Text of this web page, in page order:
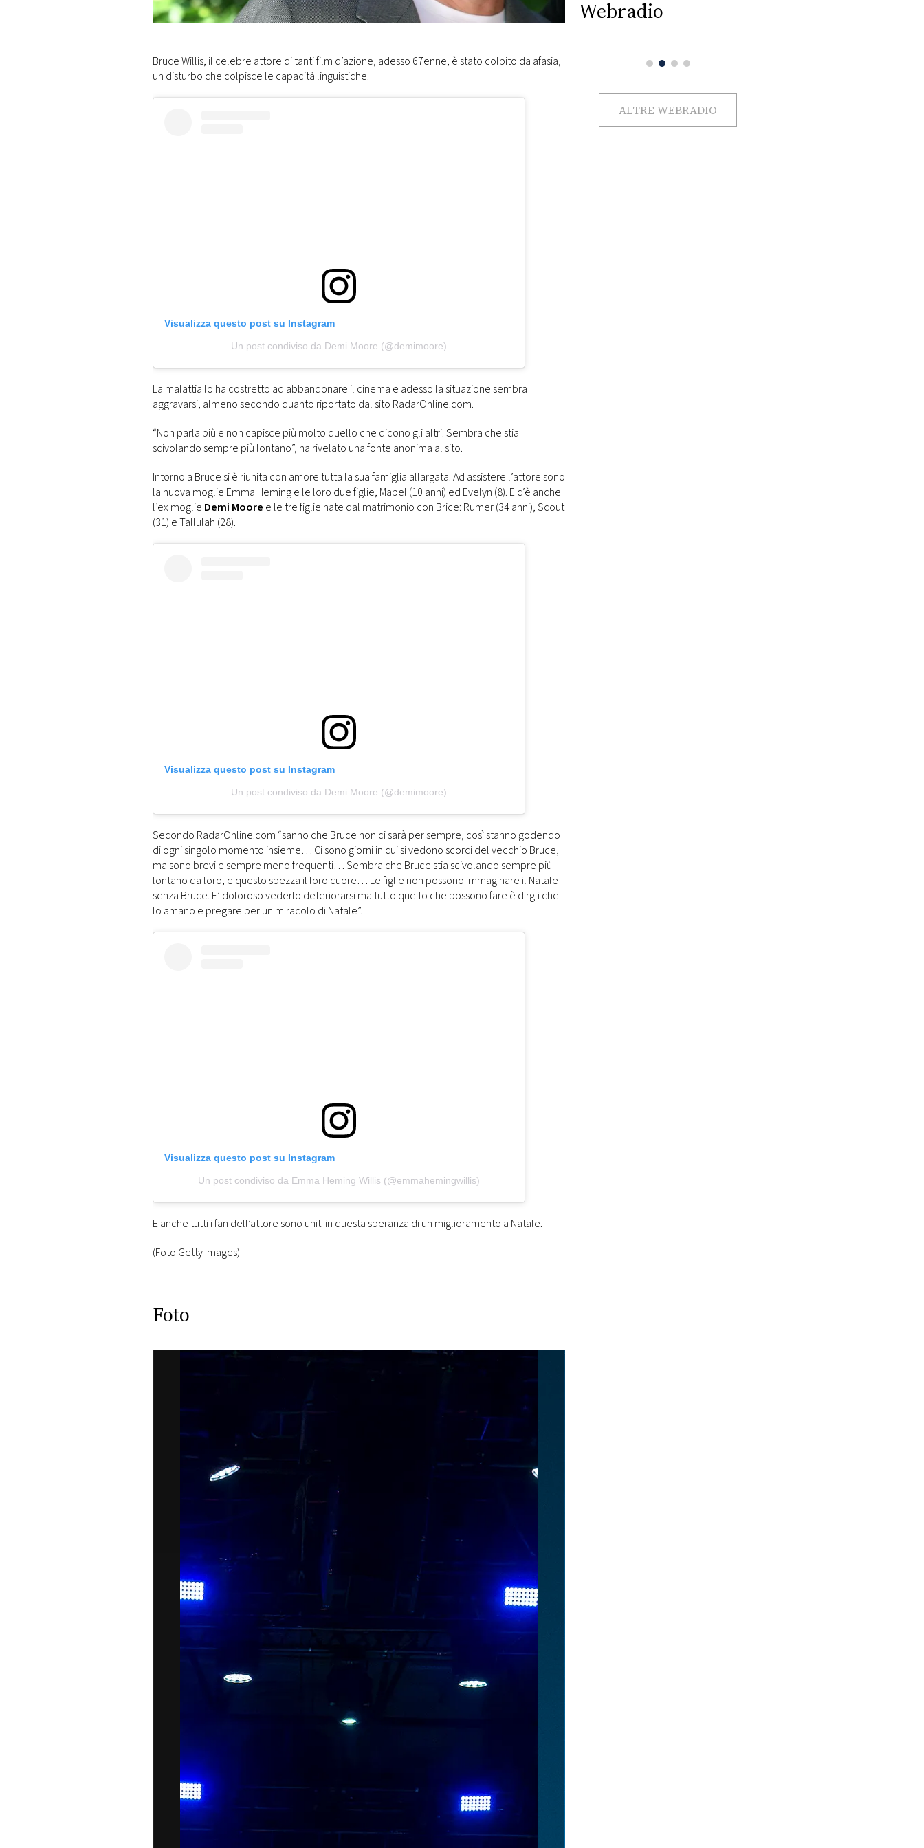
DI
MONACO
RMC
CONSIGLIA
Bruce Willis, il celebre attore di tanti film d’azione, adesso 67enne, è stato colpito da afasia,
un disturbo che colpisce le capacità linguistiche.
Visualizza questo post su Instagram
Un post condiviso da Demi Moore (@demimoore)
La malattia lo ha costretto ad abbandonare il cinema e adesso la situazione sembra
aggravarsi, almeno secondo quanto riportato dal sito RadarOnline.com.
“Non parla più e non capisce più molto quello che dicono gli altri. Sembra che stia
scivolando sempre più lontano”, ha rivelato una fonte anonima al sito.
Intorno a Bruce si è riunita con amore tutta la sua famiglia allargata. Ad assistere l’attore sono
la nuova moglie Emma Heming e le loro due figlie, Mabel (10 anni) ed Evelyn (8). E c’è anche
l’ex moglie Demi Moore e le tre figlie nate dal matrimonio con Brice: Rumer (34 anni), Scout
(31) e Tallulah (28).
Visualizza questo post su Instagram
Un post condiviso da Demi Moore (@demimoore)
Secondo RadarOnline.com “sanno che Bruce non ci sarà per sempre, così stanno godendo
di ogni singolo momento insieme… Ci sono giorni in cui si vedono scorci del vecchio Bruce,
ma sono brevi e sempre meno frequenti… Sembra che Bruce stia scivolando sempre più
lontano da loro, e questo spezza il loro cuore… Le figlie non possono immaginare il Natale
senza Bruce. E’ doloroso vederlo deteriorarsi ma tutto quello che possono fare è dirgli che
lo amano e pregare per un miracolo di Natale”.
Visualizza questo post su Instagram
Un post condiviso da Emma Heming Willis (@emmahemingwillis)
E anche tutti i fan dell’attore sono uniti in questa speranza di un miglioramento a Natale.
(Foto Getty Images)
Foto
Webradio
ALTRE WEBRADIO